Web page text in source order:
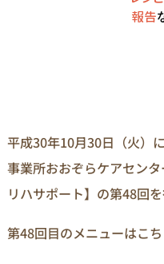
平成30年10月30日（火）
事業所おおぞらケアセン
リハサポート】の第48回を
第48回目のメニューはこ